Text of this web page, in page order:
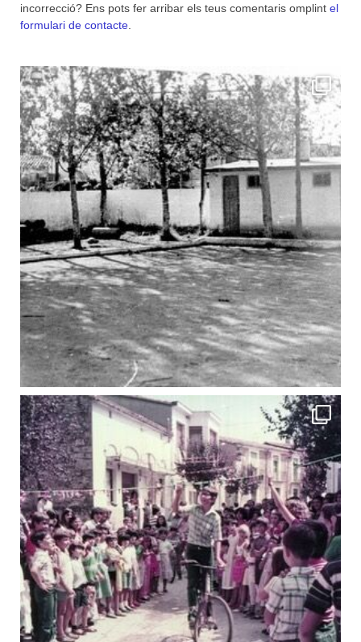
incorrecció? Ens pots fer arribar els teus comentaris omplint el
formulari de contacte